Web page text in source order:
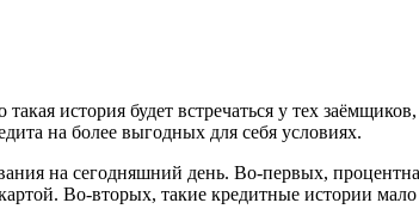
история будет встречаться у тех
на более выгодных для себя условиях.
на сегодняшний день. Во-первых,
Во-вторых, такие кредитные истории